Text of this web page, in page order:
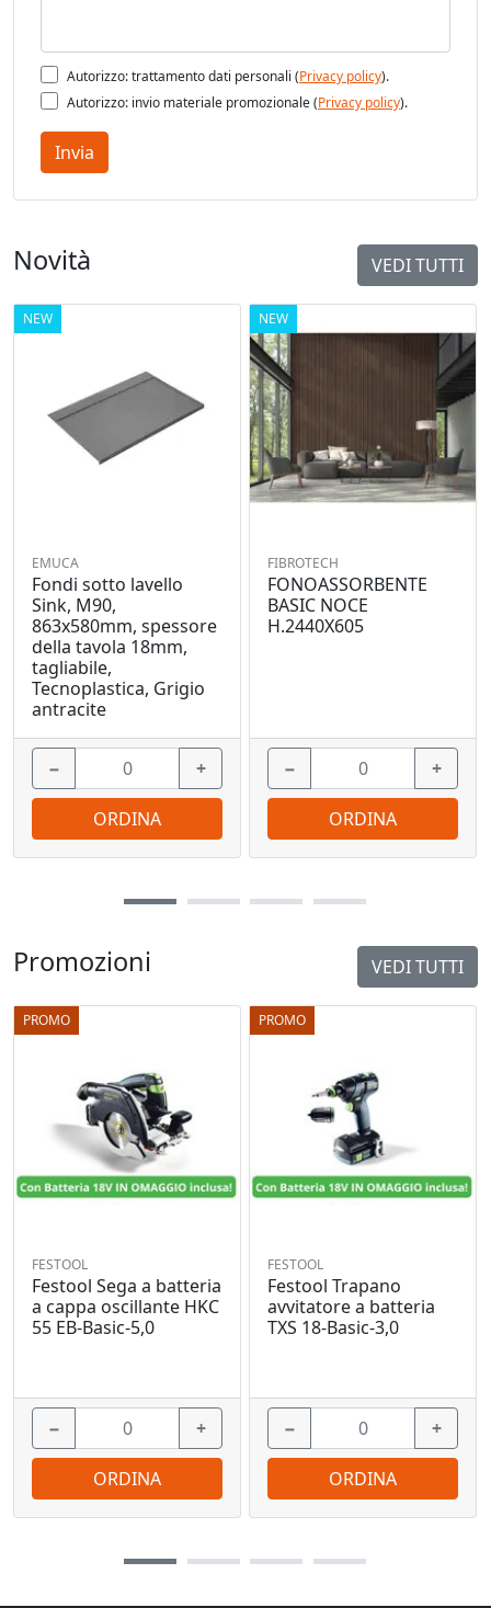
Autorizzo: trattamento dati personali (Privacy policy).
Autorizzo: invio materiale promozionale (Privacy policy).
Invia
Promozioni VEDI TUTTI
PROMO
FESTOOL
Festool Sega a batteria
a cappa oscillante HKC
55 EB-Basic-5,0
− +
ORDINA
PROMO
FESTOOL
Festool Trapano
avvitatore a batteria
TXS 18-Basic-3,0
− +
ORDINA
Novità VEDI TUTTI
NEW
EMUCA
Fondi sotto lavello
Sink, M90,
863x580mm, spessore
della tavola 18mm,
tagliabile,
Tecnoplastica, Grigio
antracite
− +
ORDINA
NEW
FIBROTECH
FONOASSORBENTE
BASIC NOCE
H.2440X605
− +
ORDINA